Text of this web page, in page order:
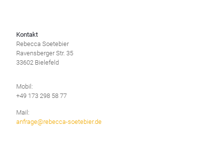
Kontakt
Rebecca Soetebier
Ravensberger Str. 35
33602 Bielefeld
Mobil:
+49 173 298 58 77
Mail:
anfrage@rebecca-soetebier.de